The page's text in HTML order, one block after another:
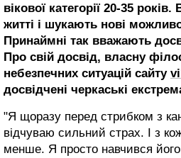
вікової категорії 20-35
житті і шукають нові
Принаймні так вважають
Про свій досвід, власну
небезпечних ситуацій сайту
досвідчені черкаські
"Я щоразу перед стрибком з
відчуваю сильний страх. І з
менше. Я просто навчився